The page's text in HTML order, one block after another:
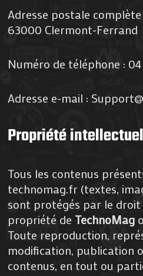
Adresse postale complète
63000 Clermont-Ferrand
Numéro de téléphone :
Adresse e-mail : Support@
Propriété
Tous les contenus
technomag.fr (textes,
sont protégés par le droit
propriété de TechnoMag
Toute reproduction,
modification, publication
contenus, en tout ou